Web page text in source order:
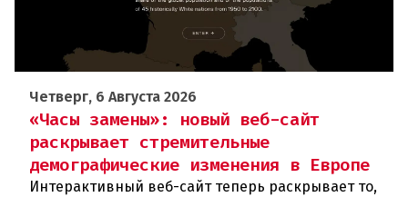
Четверг, 6 Августа 2026
«Часы замены»: новый веб-сайт
раскрывает стремительные
демографические изменения в Европе
Интерактивный веб-сайт теперь раскрывает то,